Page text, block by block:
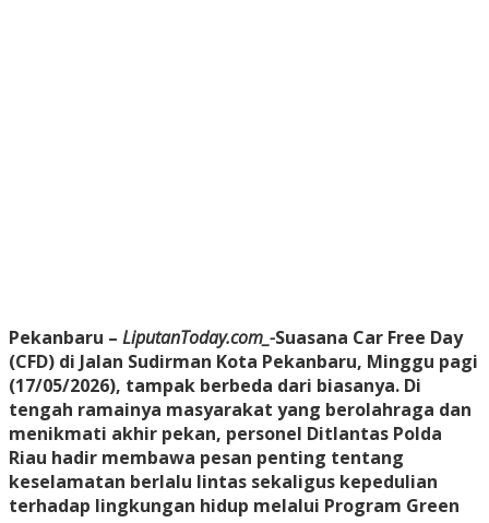
Pekanbaru – LiputanToday.com_-Suasana Car Free Day
(CFD) di Jalan Sudirman Kota Pekanbaru, Minggu pagi
(17/05/2026), tampak berbeda dari biasanya. Di
tengah ramainya masyarakat yang berolahraga dan
menikmati akhir pekan, personel Ditlantas Polda
Riau hadir membawa pesan penting tentang
keselamatan berlalu lintas sekaligus kepedulian
terhadap lingkungan hidup melalui Program Green